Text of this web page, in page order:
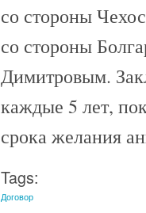
со стороны
со стороны
Димитровым.
каждые 5 лет,
срока желания
Tags:
Договор